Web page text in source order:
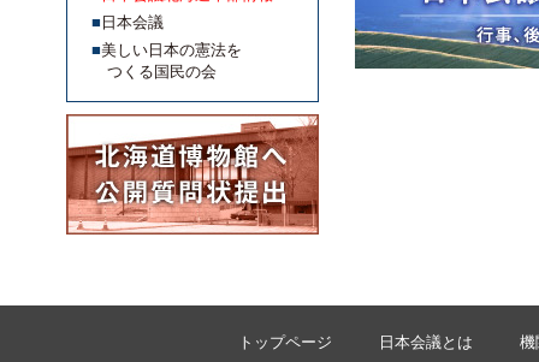
■ 日本会議
■美しい日本の憲法を
つくる国民の会
トップページ 日本会議とは 機